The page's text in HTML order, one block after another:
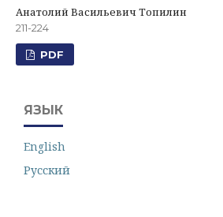
Анатолий Васильевич Топилин
211-224
PDF
ЯЗЫК
English
Русский